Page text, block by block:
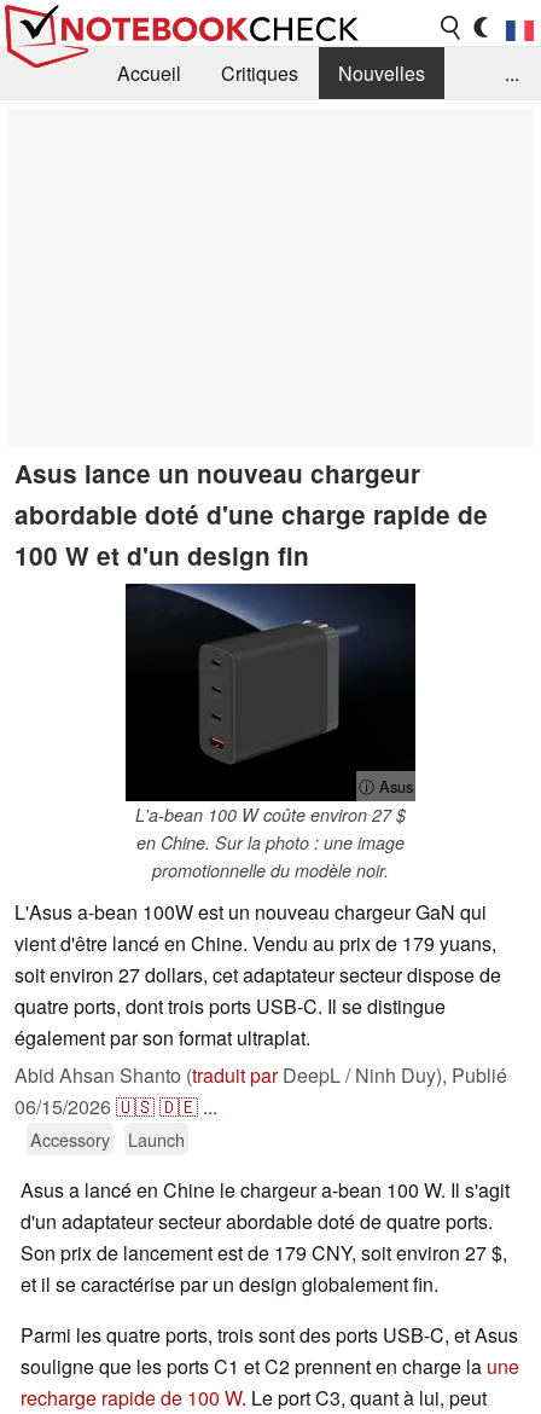
Accueil Critiques
Nouvelles
...
Asus lance un nouveau chargeur
abordable doté d'une charge rapide de
100 W et d'un design fin
ⓘ Asus
L'a-bean 100 W coûte environ 27 $
en Chine. Sur la photo : une image
promotionnelle du modèle noir.
L'Asus a-bean 100W est un nouveau chargeur GaN qui
vient d'être lancé en Chine. Vendu au prix de 179 yuans,
soit environ 27 dollars, cet adaptateur secteur dispose de
quatre ports, dont trois ports USB-C. Il se distingue
également par son format ultraplat.
Abid Ahsan Shanto (traduit parDeepL / Ninh Duy), Publié
06/15/2026🇺🇸🇩🇪 ...
Accessory Launch
Asus a lancé en Chine le chargeur a-bean 100 W. Il s'agit
d'un adaptateur secteur abordable doté de quatre ports.
Son prix de lancement est de 179 CNY, soit environ 27 $,
et il se caractérise par un design globalement fin.
Parmi les quatre ports, trois sont des ports USB-C, et Asus
souligne que les ports C1 et C2 prennent en charge la une
recharge rapide de 100 W. Le port C3, quant à lui, peut